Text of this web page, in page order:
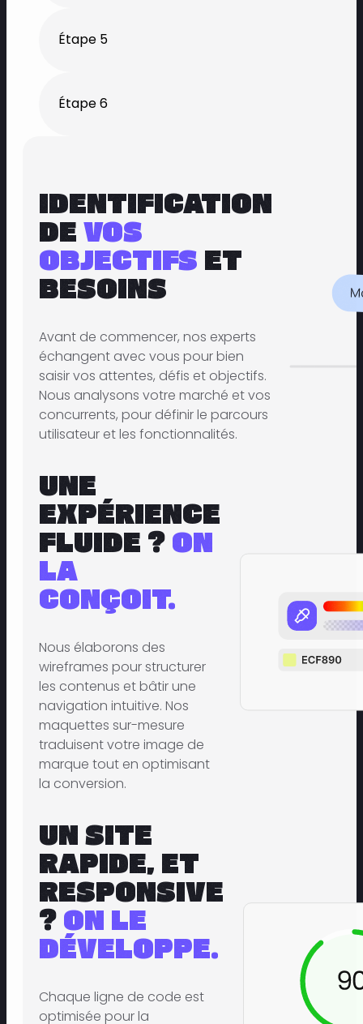
Étape 5
Étape 6
IDENTIFICATION
DEVOS
OBJECTIFS ET
BESOINS
Avant de commencer, nos experts
échangent avec vous pour bien
saisir vos attentes, défis et objectifs.
Nous analysons votre marché et vos
concurrents, pour définir le parcours
utilisateur et les fonctionnalités.
UNE
EXPÉRIENCE
FLUIDE ?ON
LA
CONÇOIT.
Nous élaborons des
wireframes pour structurer
les contenus et bâtir une
navigation intuitive. Nos
maquettes sur-mesure
traduisent votre image de
marque tout en optimisant
la conversion.
UN SITE
RAPIDE, ET
RESPONSIVE
?ON LE
DÉVELOPPE.
Chaque ligne de code est
optimisée pour la